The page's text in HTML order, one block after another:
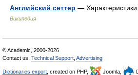
Английский сеттер —
Википедия
© Academic, 2000-2026
Contact us: Technical Support Advertising
Dictionaries export , created on PHP, Joomla,